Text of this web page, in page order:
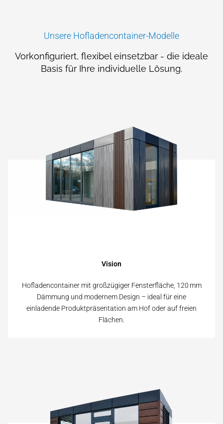
Unsere Hofladencontainer-Modelle
Vor­konfiguriert, flexibel einsetz­bar - die ideale
Basis für Ihre individuelle Lösung.
Vision
Hofladencontainer mit groß­zügiger Fenster­fläche, 120 mm
Dämmung und modernem Design – ideal für eine
einladende Produkt­präsentation am Hof oder auf freien
Flächen.